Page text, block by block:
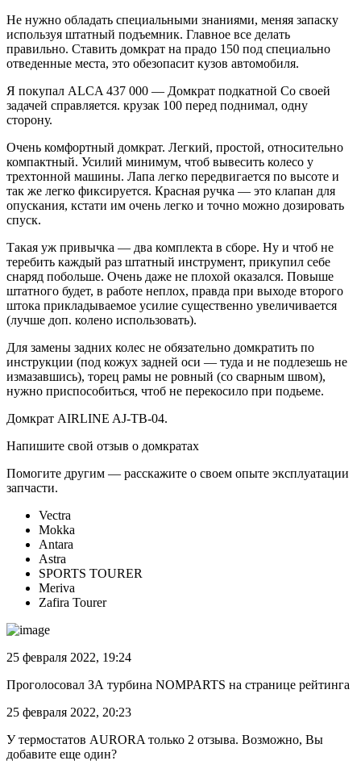
Не нужно обладать специальными знаниями, меняя запаску
используя штатный подъемник. Главное все делать
правильно. Ставить домкрат на прадо 150 под специально
отведенные места, это обезопасит кузов автомобиля.
Я покупал ALCA 437 000 — Домкрат подкатной Со своей
задачей справляется. крузак 100 перед поднимал, одну
сторону.
Очень комфортный домкрат. Легкий, простой, относительно
компактный. Усилий минимум, чтоб вывесить колесо у
трехтонной машины. Лапа легко передвигается по высоте и
так же легко фиксируется. Красная ручка — это клапан для
опускания, кстати им очень легко и точно можно дозировать
спуск.
Такая уж привычка — два комплекта в сборе. Ну и чтоб не
теребить каждый раз штатный инструмент, прикупил себе
снаряд побольше. Очень даже не плохой оказался. Повыше
штатного будет, в работе неплох, правда при выходе второго
штока прикладываемое усилие существенно увеличивается
(лучше доп. колено использовать).
Для замены задних колес не обязательно домкратить по
инструкции (под кожух задней оси — туда и не подлезешь не
измазавшись), торец рамы не ровный (со сварным швом),
нужно приспособиться, чтоб не перекосило при подьеме.
Домкрат AIRLINE AJ-TB-04.
Напишите свой отзыв о домкратах
Помогите другим — расскажите о своем опыте эксплуатации
запчасти.
Vectra
Mokka
Antara
Astra
SPORTS TOURER
Meriva
Zafira Tourer
25 февраля 2022, 19:24
Проголосовал ЗА турбина NOMPARTS на странице рейтинга
25 февраля 2022, 20:23
У термостатов AURORA только 2 отзыва. Возможно, Вы
добавите еще один?